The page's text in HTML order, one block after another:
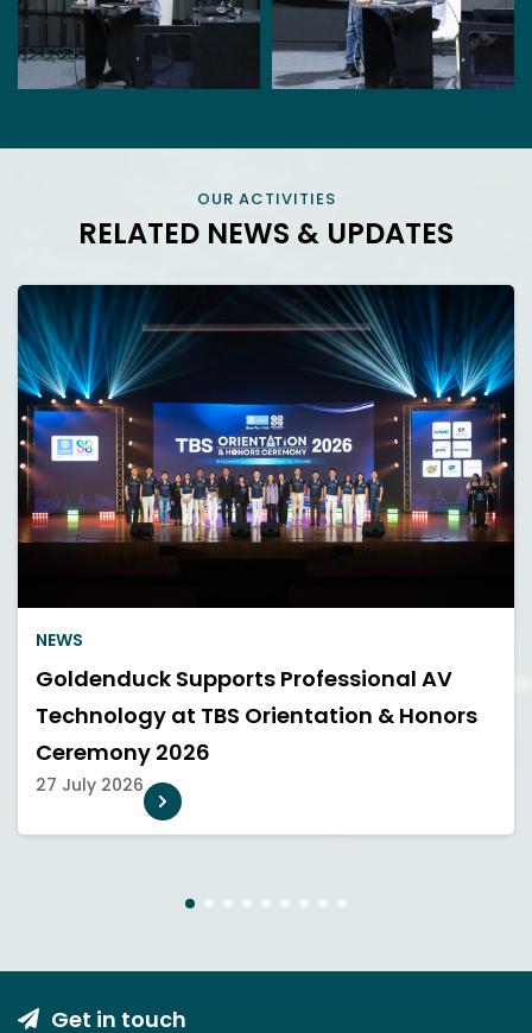
OUR ACTIVITIES
RELATED NEWS & UPDATES
NEWS
Goldenduck Supports Professional AV
Technology at TBS Orientation & Honors
Ceremony 2026
27 July 2026
4
Get in touch